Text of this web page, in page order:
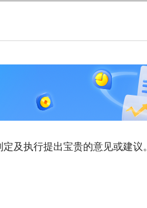
及执行提出宝贵的意见或建议。